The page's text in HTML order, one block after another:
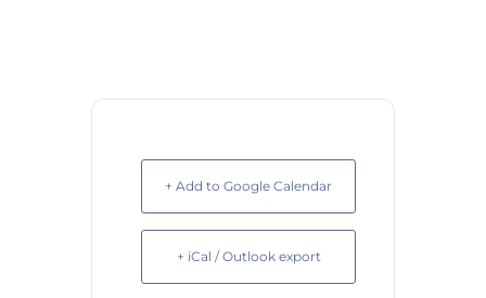
+ Add to Google Calendar
+ iCal / Outlook export